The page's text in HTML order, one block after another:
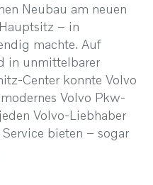
Neubau am neuen
– in
machte. Auf
in unmittelbarer
Center konnte Volvo
Volvo Pkw-
Volvo-Liebhaber
bieten – sogar